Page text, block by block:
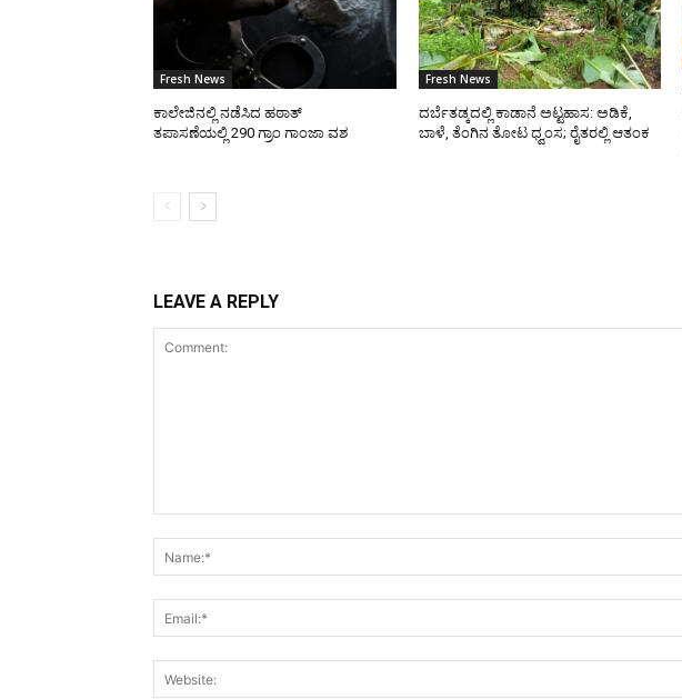
Fresh News
ಕಾಲೇಜಿನಲ್ಲಿ ನಡೆಸಿದ ಹಠಾತ್
ತಪಾಸಣೆಯಲ್ಲಿ 290 ಗ್ರಾಂ ಗಾಂಜಾ ವಶ
Fresh News
ದರ್ಬೆತಡ್ಕದಲ್ಲಿ ಕಾಡಾನೆ ಅಟ್ಟಹಾಸ: ಅಡಿಕೆ,
ಬಾಳೆ, ತೆಂಗಿನ ತೋಟ ಧ್ವಂಸ; ರೈತರಲ್ಲಿ ಆತಂಕ
LEAVE A REPLY